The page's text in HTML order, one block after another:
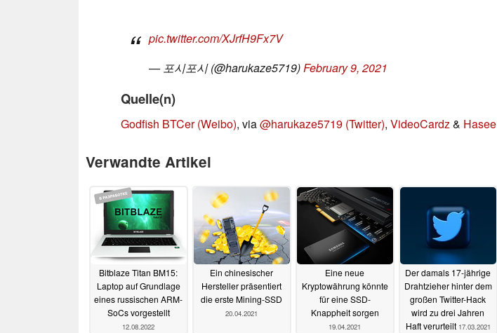
pic.twitter.com/XJrfH9Fx7V
— 포시포시 (@harukaze5719)February 9, 2021
Quelle(n)
Godfish BTCer (Weibo), via@harukaze5719 (Twitter), VideoCardz& Hasee
Verwandte Artikel
Bitblaze Titan BM15:
Laptop auf Grundlage
eines russischen ARM-
SoCs vorgestellt
12.08.2022
Ein chinesischer
Hersteller präsentiert
die erste Mining-SSD
20.04.2021
Eine neue
Kryptowährung könnte
für eine SSD-
Knappheit sorgen
19.04.2021
Der damals 17-jährige
Drahtzieher hinter dem
großen Twitter-Hack
wird zu drei Jahren
Haft verurteilt 17.03.2021